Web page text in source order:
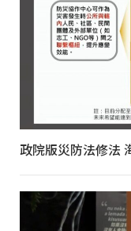
政院版災防法修法